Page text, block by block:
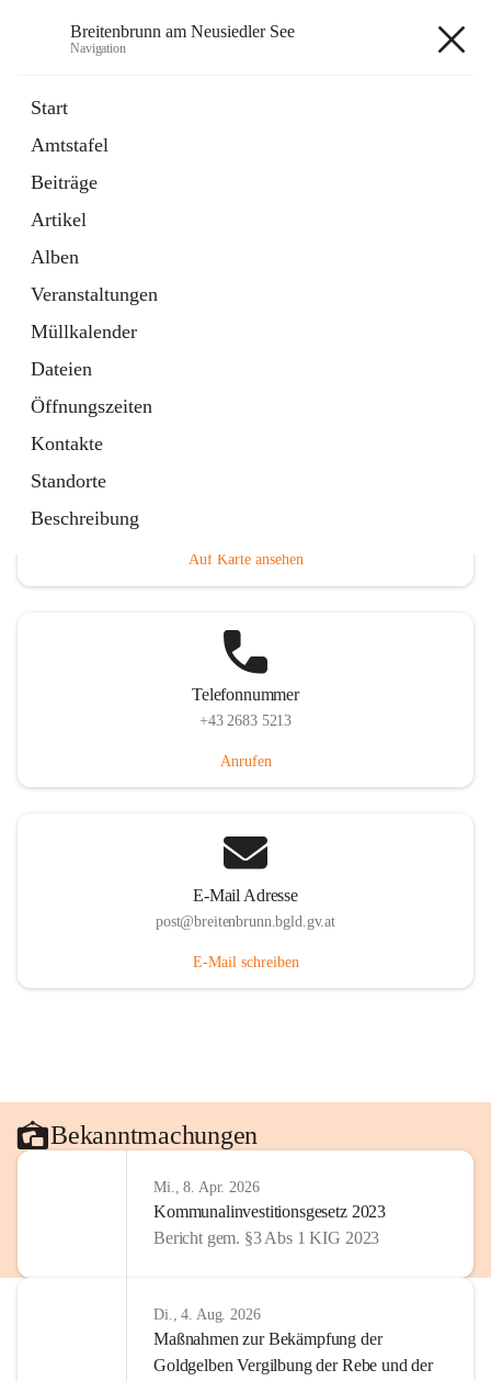
Breitenbrunn am Neusiedler See
Navigation
Start
Amtstafel
Beiträge
Artikel
Alben
Veranstaltungen
Müllkalender
Dateien
Öffnungszeiten
Kontakte
Standorte
Beschreibung
18 Schnellzugriffe
Gemeindeservice
Auf Karte ansehen
Telefonnummer
+43 2683 5213
Anrufen
E-Mail Adresse
post@breitenbrunn.bgld.gv.at
E-Mail schreiben
Bekanntmachungen
Mi., 8. Apr. 2026
Kommunalinvestitionsgesetz 2023
Bericht gem. §3 Abs 1 KIG 2023
Di., 4. Aug. 2026
Maßnahmen zur Bekämpfung der
Goldgelben Vergilbung der Rebe und der